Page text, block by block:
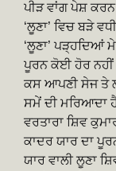
ਪੀੜ ਵਾਂਗ ਪੇਸ਼
‘ਲੂਣਾ’ ਵਿਚ ਬੜੇ
‘ਲੂਣਾ’ ਪੜ੍ਹਦਿਆਂ
ਪੂਰਨ ਕੋਈ ਹੋਰ ਨਹੀਂ
ਕਸ ਆਪਣੀ ਸੇਜ ਤੇ
ਸਮੇਂ ਦੀ ਮਰਿਆਦਾ
ਵਰਤਾਰਾ ਸ਼ਿਵ
ਕਾਦਰ ਯਾਰ ਦਾ
ਯਾਰ ਵਾਲੀ ਲੂਣਾ